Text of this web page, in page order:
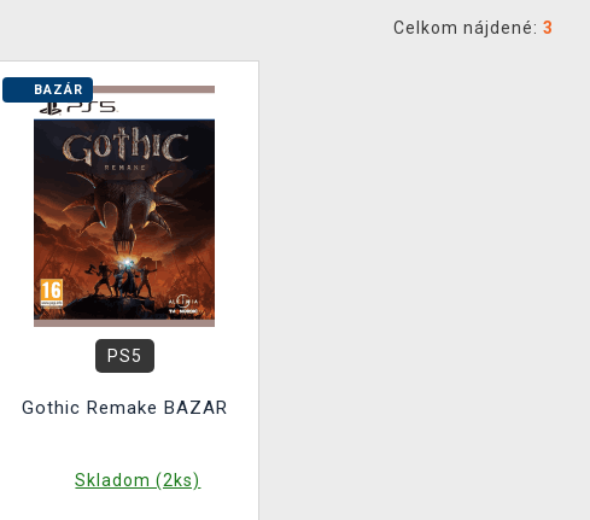
Celkom nájdené: 3
BAZÁR
PS5
Gothic Remake BAZAR
Skladom (2ks)